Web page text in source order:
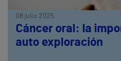
08 julio 2025
Cáncer oral: la
auto exploración